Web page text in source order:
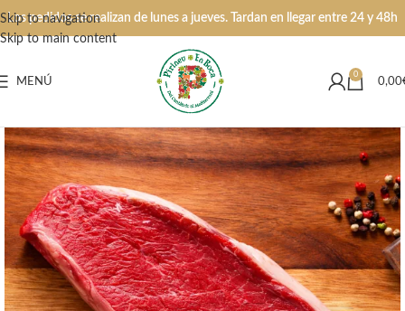
Skip to navigation
Skip to main content
Los pedidos se realizan de lunes a jueves. Tardan en llegar entre 24 y 48h
MENÚ
0
0,00